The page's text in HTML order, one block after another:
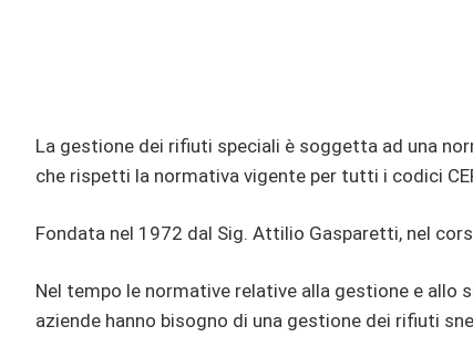
La gestione dei rifiuti speciali è soggetta ad una
che rispetti la normativa vigente per tutti i codici
Fondata nel 1972 dal Sig. Attilio Gasparetti, nel
Nel tempo le normative relative alla gestione e
aziende hanno bisogno di una gestione dei rifiuti